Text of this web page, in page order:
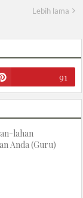
Lebih lama
91
lahan
Anda (Guru)